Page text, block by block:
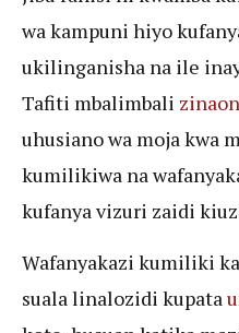
wa kampuni hiyo
ukilinganisha na ile
Tafiti mbalimbali
uhusiano wa moja kwa
kumilikiwa na
kufanya vizuri zaidi
Wafanyakazi kumiliki
suala linalozidi kupata